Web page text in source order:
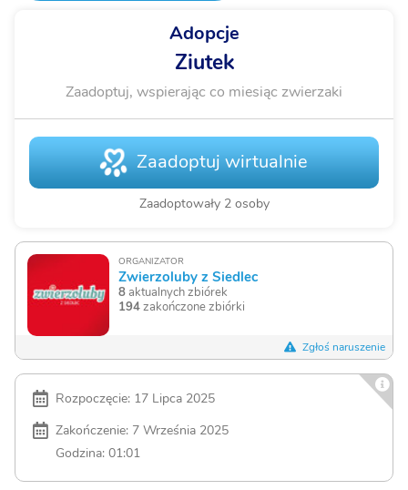
Adopcje
Ziutek
Zaadoptuj, wspierając co miesiąc zwierzaki
Zaadoptuj wirtualnie
Zaadoptowały 2 osoby
ORGANIZATOR
Zwierzoluby z Siedlec
8aktualnych zbiórek
194zakończone zbiórki
Zgłoś naruszenie
Rozpoczęcie: 17 Lipca 2025
Zakończenie: 7 Września 2025
Godzina: 01:01